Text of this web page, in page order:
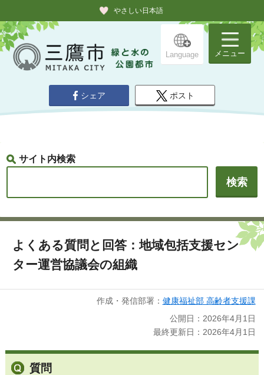
やさしい日本語
Language メニュー
シェア ポスト
サイト内検索
よくある質問と回答：地域包括支援セン
ター運営協議会の組織
作成・発信部署： 健康福祉部 高齢者支援課
公開日：2026年4月1日
最終更新日：2026年4月1日
質問